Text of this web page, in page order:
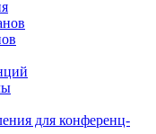
для конференц-